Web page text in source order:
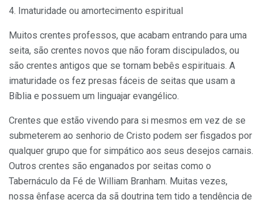
4. Imaturidade ou amortecimento espiritual
Muitos crentes professos, que acabam entrando para uma
seita, são crentes novos que não foram discipulados, ou
são crentes antigos que se tornam bebês espirituais. A
imaturidade os fez presas fáceis de seitas que usam a
Bíblia e possuem um linguajar evangélico.
Crentes que estão vivendo para si mesmos em vez de se
submeterem ao senhorio de Cristo podem ser fisgados por
qualquer grupo que for simpático aos seus desejos carnais.
Outros crentes são enganados por seitas como o
Tabernáculo da Fé de William Branham. Muitas vezes,
nossa ênfase acerca da sã doutrina tem tido a tendência de